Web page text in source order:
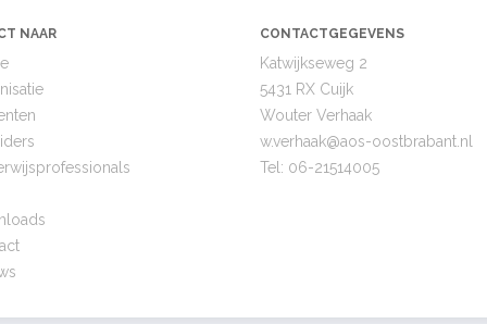
NAAR CONTACTGEGEVENS
Katwijkseweg 2
5431 RX Cuijk
Wouter Verhaak
w.verhaak@aos-oostbrabant.nl
Tel: 06-21514005